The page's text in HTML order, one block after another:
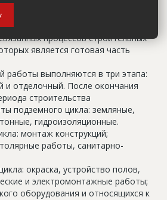
процессов строительных
является готовая часть
работы выполняются в три этапа:
и отделочный. После окончания
строительства
подземного цикла: земляные,
гидроизоляционные.
монтаж конструкций;
работы, санитарно-
окраска, устройство полов,
и электромонтажные работы;
оборудования и относящихся к